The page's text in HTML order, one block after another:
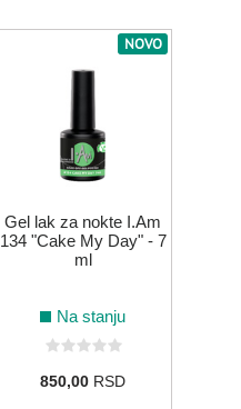
NOVO
Gel lak za nokte I.Am
134 "Cake My Day" - 7
ml
Na stanju
850,00RSD